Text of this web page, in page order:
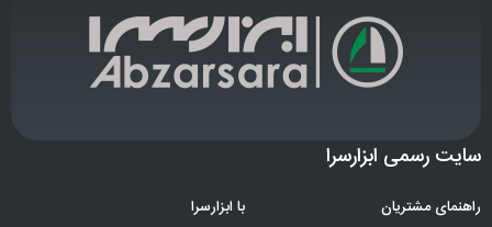
سایت رسمی ابزارسرا
راهنمای مشتریان با ابزارسرا